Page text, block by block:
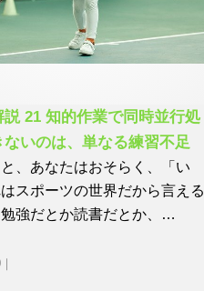
説 21 知的作業で同時並行処
ないのは、単なる練習不足
、あなたはおそらく、「い
スポーツの世界だから言える
強だとか読書だとか、…